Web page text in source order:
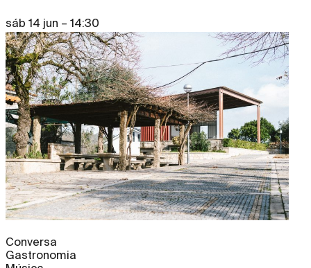
English
Avisos Legais
sáb 14 jun – 14:30
Conversa
Gastronomia